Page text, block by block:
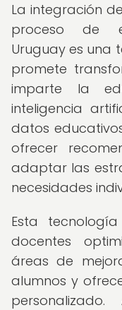
La integración
proceso de
Uruguay es una
promete
imparte la
inteligencia
datos
ofrecer
adaptar las
necesidades
Esta
docentes
áreas de
alumnos y
personalizado.